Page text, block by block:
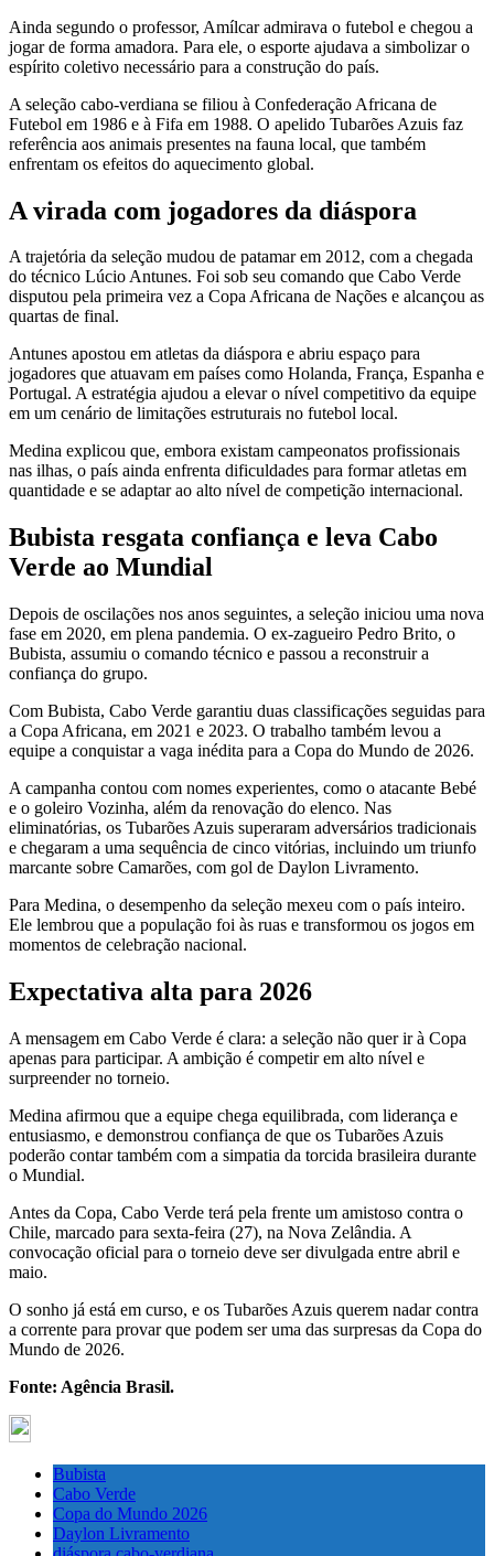
Ainda segundo o professor, Amílcar admirava o futebol e chegou a
jogar de forma amadora. Para ele, o esporte ajudava a simbolizar o
espírito coletivo necessário para a construção do país.
A seleção cabo-verdiana se filiou à Confederação Africana de
Futebol em 1986 e à Fifa em 1988. O apelido Tubarões Azuis faz
referência aos animais presentes na fauna local, que também
enfrentam os efeitos do aquecimento global.
A virada com jogadores da diáspora
A trajetória da seleção mudou de patamar em 2012, com a chegada
do técnico Lúcio Antunes. Foi sob seu comando que Cabo Verde
disputou pela primeira vez a Copa Africana de Nações e alcançou as
quartas de final.
Antunes apostou em atletas da diáspora e abriu espaço para
jogadores que atuavam em países como Holanda, França, Espanha e
Portugal. A estratégia ajudou a elevar o nível competitivo da equipe
em um cenário de limitações estruturais no futebol local.
Medina explicou que, embora existam campeonatos profissionais
nas ilhas, o país ainda enfrenta dificuldades para formar atletas em
quantidade e se adaptar ao alto nível de competição internacional.
Bubista resgata confiança e leva Cabo
Verde ao Mundial
Depois de oscilações nos anos seguintes, a seleção iniciou uma nova
fase em 2020, em plena pandemia. O ex-zagueiro Pedro Brito, o
Bubista, assumiu o comando técnico e passou a reconstruir a
confiança do grupo.
Com Bubista, Cabo Verde garantiu duas classificações seguidas para
a Copa Africana, em 2021 e 2023. O trabalho também levou a
equipe a conquistar a vaga inédita para a Copa do Mundo de 2026.
A campanha contou com nomes experientes, como o atacante Bebé
e o goleiro Vozinha, além da renovação do elenco. Nas
eliminatórias, os Tubarões Azuis superaram adversários tradicionais
e chegaram a uma sequência de cinco vitórias, incluindo um triunfo
marcante sobre Camarões, com gol de Daylon Livramento.
Para Medina, o desempenho da seleção mexeu com o país inteiro.
Ele lembrou que a população foi às ruas e transformou os jogos em
momentos de celebração nacional.
Expectativa alta para 2026
A mensagem em Cabo Verde é clara: a seleção não quer ir à Copa
apenas para participar. A ambição é competir em alto nível e
surpreender no torneio.
Medina afirmou que a equipe chega equilibrada, com liderança e
entusiasmo, e demonstrou confiança de que os Tubarões Azuis
poderão contar também com a simpatia da torcida brasileira durante
o Mundial.
Antes da Copa, Cabo Verde terá pela frente um amistoso contra o
Chile, marcado para sexta-feira (27), na Nova Zelândia. A
convocação oficial para o torneio deve ser divulgada entre abril e
maio.
O sonho já está em curso, e os Tubarões Azuis querem nadar contra
a corrente para provar que podem ser uma das surpresas da Copa do
Mundo de 2026.
Fonte: Agência Brasil.
Bubista
Cabo Verde
Copa do Mundo 2026
Daylon Livramento